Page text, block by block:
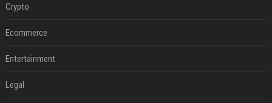
Crypto
Ecommerce
Entertainment
Legal